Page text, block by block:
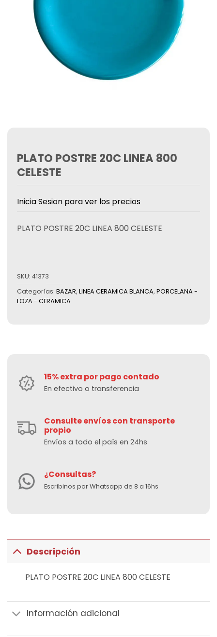
PLATO POSTRE 20C LINEA 800
CELESTE
Inicia Sesion para ver los precios
PLATO POSTRE 20C LINEA 800 CELESTE
SKU: 41373
Categorías: BAZAR, LINEA CERAMICA BLANCA, PORCELANA -
LOZA - CERAMICA
15% extra por pago contado
En efectivo o transferencia
Consulte envíos con transporte
propio
Envíos a todo el país en 24hs
¿Consultas?
Escribinos por Whatsapp de 8 a 16hs
Descripción
PLATO POSTRE 20C LINEA 800 CELESTE
Información adicional